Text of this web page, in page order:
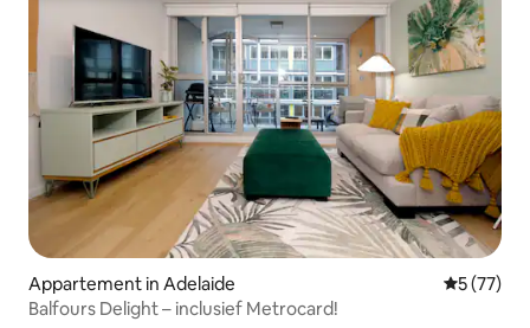
Appartement in Adelaide
5 (77)
Balfours Delight – inclusief Metrocard!